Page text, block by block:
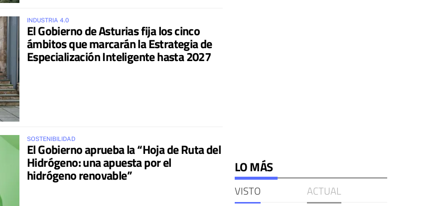
INDUSTRIA 4.0
El Gobierno de Asturias fija los cinco
ámbitos que marcarán la Estrategia de
Especialización Inteligente hasta 2027
SOSTENIBILIDAD
El Gobierno aprueba la “Hoja de Ruta del
Hidrógeno: una apuesta por el
hidrógeno renovable” LO MÁS
VISTO ACTUAL